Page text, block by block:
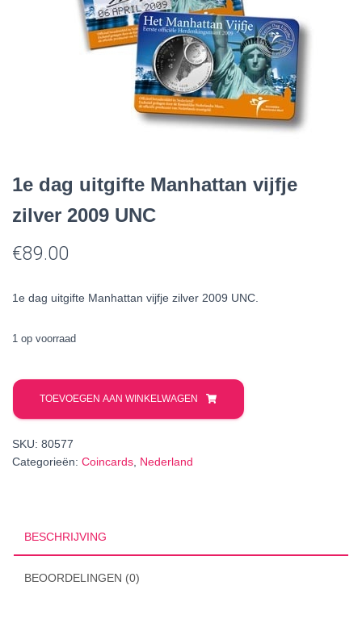
1e dag uitgifte Manhattan vijfje
zilver 2009 UNC
€89.00
1e dag uitgifte Manhattan vijfje zilver 2009 UNC.
1 op voorraad
1e
uitgifte
vijfje
zilver
TOEVOEGEN AAN WINKELWAGEN
SKU: 80577
Categorieën: Coincards Nederland
BESCHRIJVING
BEOORDELINGEN (0)